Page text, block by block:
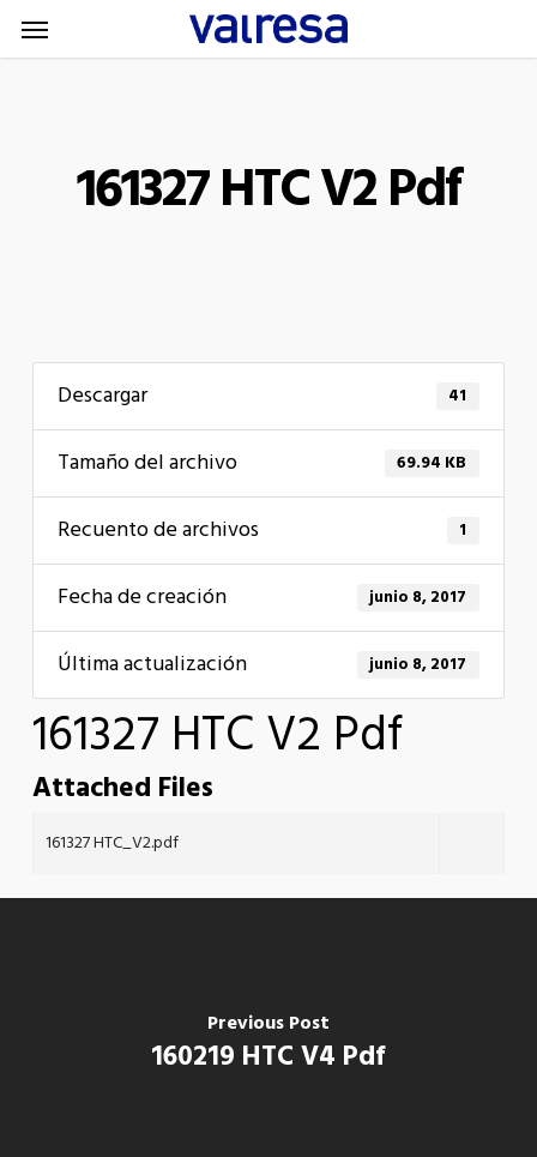
Skip
to
Menu
161327 HTC V2 Pdf
Descargar 41
Tamaño del archivo 69.94 KB
Recuento de archivos 1
Fecha de creación junio 8, 2017
Última actualización junio 8, 2017
161327 HTC V2 Pdf
Attached Files
161327 HTC_V2.pdf
Previous Post
160219 HTC V4 Pdf
Menu